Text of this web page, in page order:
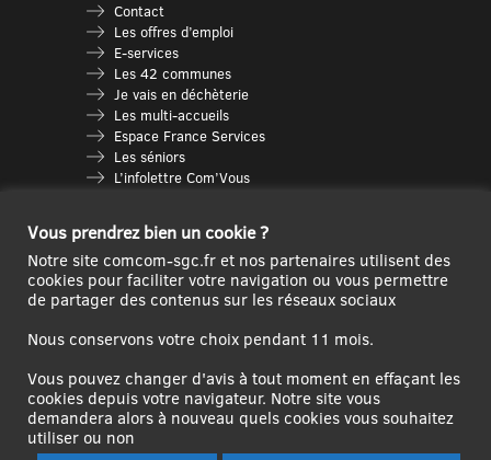
Contact
Les offres d’emploi
E-services
Les 42 communes
Je vais en déchèterie
Les multi-accueils
Espace France Services
Les séniors
L’infolettre Com’Vous
Ce site internet a été cofinancé par l’Union européenne avec le Fonds
Européen de Développement Régional à hauteur de 12 572€
Vous prendrez bien un cookie ?
Notre site comcom-sgc.fr et nos partenaires utilisent des
cookies pour faciliter votre navigation ou vous permettre
de partager des contenus sur les réseaux sociaux
Nous conservons votre choix pendant 11 mois.
Vous pouvez changer d'avis à tout moment en effaçant les
cookies depuis votre navigateur. Notre site vous
demandera alors à nouveau quels cookies vous souhaitez
utiliser ou non